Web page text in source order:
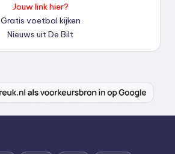
Jouw link hier?
Gratis voetbal kijken
Nieuws uit De Bilt